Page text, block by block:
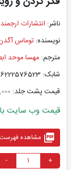
ناشر: انتشارات ارجمند
نویسنده: توماس
مترجم: مهسا موحد
شابک: 9786222576523
قیمت پشت جلد:
قیمت وب سایت با تخفیف:
picture_as_pdf مشاهده
+
-